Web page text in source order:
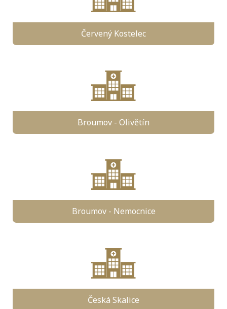
Červený Kostelec
Broumov - Olivětín
Broumov - Nemocnice
Česká Skalice